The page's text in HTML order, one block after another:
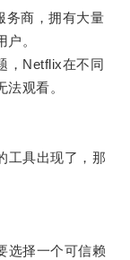
商，拥有大量
。
Netflix在不同
观看。
具出现了，那
择一个可信赖